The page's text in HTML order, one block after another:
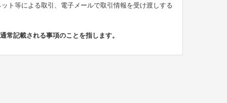
ト等による取引、電子メールで取引情報を受け渡しする
記載される事項のことを指します。